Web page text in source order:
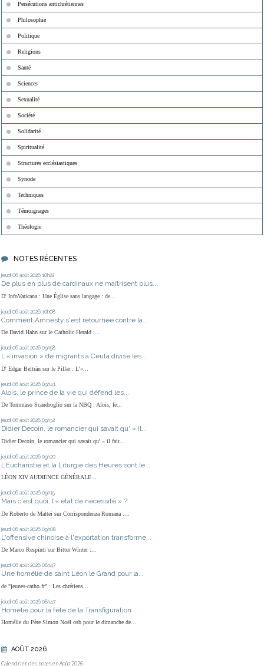
Persécutions antichrétiennes
Philosophie
Politique
Religions
Santé
Sciences
Sexualité
Société
Solidarité
Spiritualité
Structures ecclésiastiques
Synode
Techniques
Témoignages
Théologie
NOTES RÉCENTES
jeudi 06 août 2026 10h22
De plus en plus de cardinaux ne maîtrisent plus...
D' InfoVaticana : Une Église sans langage : de...
jeudi 06 août 2026 10h08
Comment Amnesty s'est retournée contre la...
De David Hahn sur le Catholic Herald :...
jeudi 06 août 2026 09h58
L’« invasion » de migrants à Ceuta divise les...
D' Edgar Beltrán sur le Pillar : L’«...
jeudi 06 août 2026 09h41
Alois, le prince de la vie qui défend les...
De Tommaso Scandroglio sur la NBQ : Alois, le...
jeudi 06 août 2026 09h32
Didier Decoin, le romancier qui savait qu' « il...
Didier Decoin, le romancier qui savait qu' « il fait...
jeudi 06 août 2026 09h20
L’Eucharistie et la Liturgie des Heures sont le...
LÉON XIV AUDIENCE GÉNÉRALE...
jeudi 06 août 2026 09h15
Mais c'est quoi, l’« état de nécessité » ?
De Roberto de Mattei sur Corrispondenza Romana :...
jeudi 06 août 2026 09h08
L'offensive chinoise à l'exportation transforme...
De Marco Respinti sur Bitter Winter :...
jeudi 06 août 2026 08h47
Une homélie de saint Léon le Grand pour la...
de "jeunes-catho.fr" : Les chrétiens...
jeudi 06 août 2026 08h47
Homélie pour la fête de la Transfiguration
Homélie du Père Simon Noël osb pour le dimanche de...
AOÛT 2026
Calendrier des notes en Août 2026